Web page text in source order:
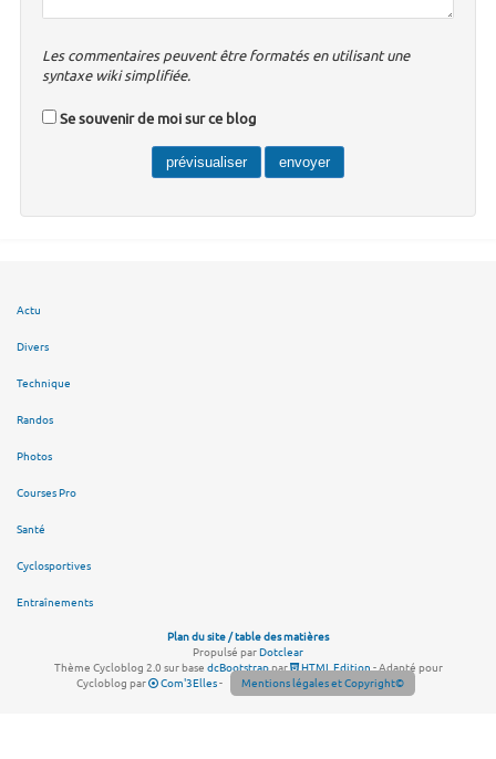
Les commentaires peuvent être formatés en utilisant une
syntaxe wiki simplifiée.
Se souvenir de moi sur ce blog
Actu
Divers
Technique
Randos
Photos
Courses Pro
Santé
Cyclosportives
Entraînements
Plan du site / table des matières
Propulsé parDotclear
Thème Cycloblog 2.0 sur base dcBootstrappar HTML Edition - Adapté pour
Cycloblog par
Com'3Elles- Mentions légales et Copyright©